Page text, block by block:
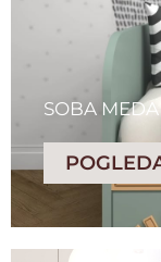
SOBA MEDA